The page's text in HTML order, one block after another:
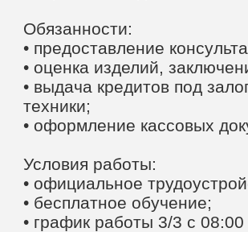
Обязанности:
• предоставление
• оценка изделий,
• выдача кредитов под
техники;
• оформление кассовых
Условия работы:
• официальное
• бесплатное обучение;
• график работы 3/3 с